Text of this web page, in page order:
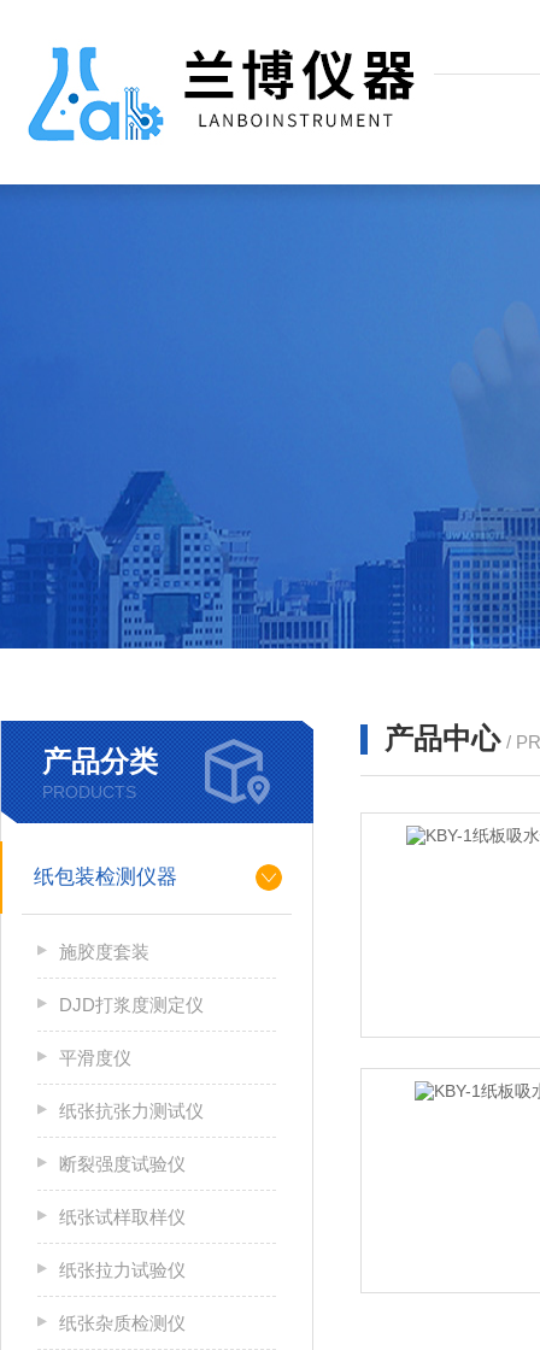
产品分类
PRODUCTS
纸包装检测仪器
施胶度套装
DJD打浆度测定仪
平滑度仪
纸张抗张力测试仪
断裂强度试验仪
纸张试样取样仪
纸张拉力试验仪
纸张杂质检测仪
产品中心 /